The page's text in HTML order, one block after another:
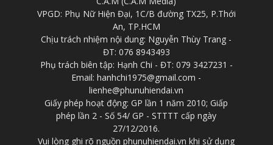
VPGD: Phụ Nữ Hiện Đại, 1C/B đường TX25, P.Thới
An, TP.HCM
Chịu trách nhiệm nội dung: Nguyễn Thùy Trang -
ĐT: 076 8943493
Phụ trách biên tập: Hạnh Chi - ĐT: 079 3427231 -
Email: hanhchi1975@gmail.com -
lienhe@phunuhiendai.vn
Giấy phép hoạt động: GP lần 1 năm 2010; Giấp
phép lần 2 - Số 54/ GP - STTTT cấp ngày
27/12/2016.
Vui lòng ghi rõ nguồn phunuhiendai.vn khi sử dụng